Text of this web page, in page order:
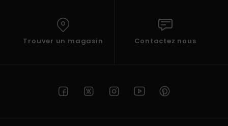
Trouver un magasin Contactez nous